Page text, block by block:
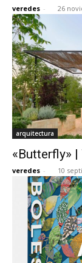
veredes - 26
arquitectura
«Butterfly»
veredes - 10